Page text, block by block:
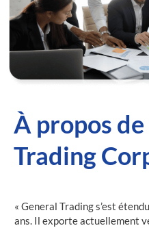
À propos
Trading
« General Trading s’est
ans. Il exporte actuellement